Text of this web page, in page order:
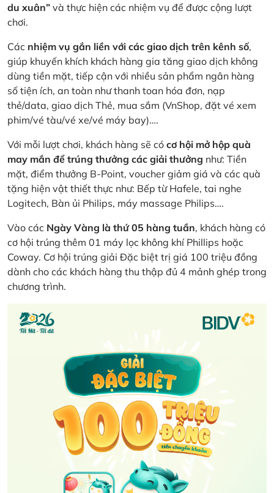
du xuân” và thực hiện các nhiệm vụ để được cộng lượt
chơi.
Các nhiệm vụ gắn liền với các giao dịch trên kênh số,
giúp khuyến khích khách hàng gia tăng giao dịch không
dùng tiền mặt, tiếp cận với nhiều sản phẩm ngân hàng
số tiện ích, an toàn như thanh toan hóa đơn, nạp
thẻ/data, giao dịch Thẻ, mua sắm (VnShop, đặt vé xem
phim/vé tàu/vé xe/vé máy bay)….
Với mỗi lượt chơi, khách hàng sẽ có cơ hội mở hộp quà
may mắn để trúng thưởng các giải thưởng như: Tiền
mặt, điểm thưởng B-Point, voucher giảm giá và các quà
tặng hiện vật thiết thực như: Bếp từ Hafele, tai nghe
Logitech, Bàn ủi Philips, máy massage Philips….
Vào các Ngày Vàng là thứ 05 hàng tuần, khách hàng có
cơ hội trúng thêm 01 máy lọc không khí Phillips hoặc
Coway. Cơ hội trúng giải Đặc biệt trị giá 100 triệu đồng
dành cho các khách hàng thu thập đủ 4 mảnh ghép trong
chương trình.